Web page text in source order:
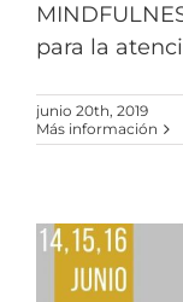
para la
junio 20th, 2019
Más información